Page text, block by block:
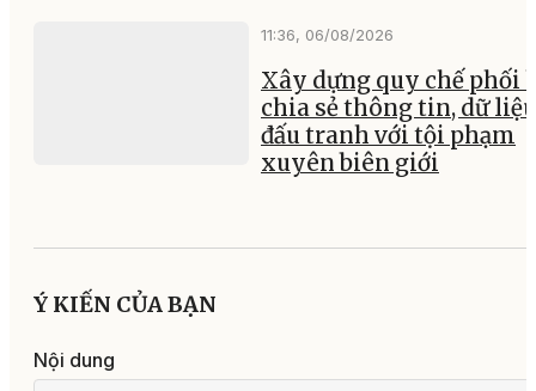
11:36, 06/08/2026
Xây dựng quy chế phối
chia sẻ thông tin, dữ liệu
đấu tranh với tội phạm
xuyên biên giới
Ý KIẾN CỦA BẠN
Nội dung